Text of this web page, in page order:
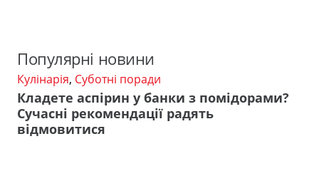
Популярні новини
Кулінарія, Суботні поради
Кладете аспірин у банки з помідорами?
Сучасні рекомендації радять
відмовитися